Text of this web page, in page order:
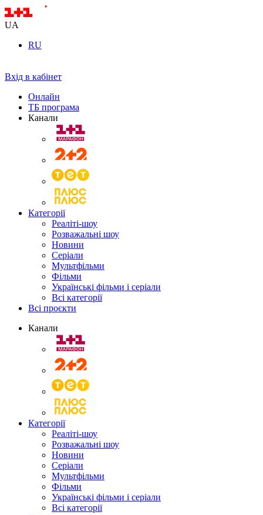
UA
RU
Вхід в кабінет
Онлайн
ТБ програма
Канали
Категорії
Реаліті-шоу
Розважальні шоу
Новини
Серіали
Мультфільми
Фільми
Українські фільми і серіали
Всі категорії
Всі проєкти
Канали
Категорії
Реаліті-шоу
Розважальні шоу
Новини
Серіали
Мультфільми
Фільми
Українські фільми і серіали
Всі категорії